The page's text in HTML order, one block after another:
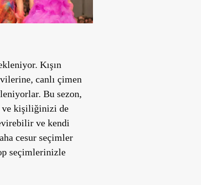
Kışın
canlı çimen
Bu sezon,
ve kişiliğinizi de
ve kendi
cesur seçimler
seçimlerinizle